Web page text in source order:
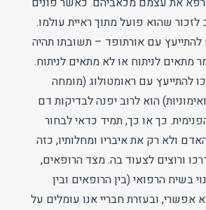
שהוא פועל מתוך ראיית עולמו.
להתייעץ עם אורתופד – תשובתו תהיה
מתאים לניתוח או לא מתאים לניתוח.
להתייעץ עם ראומטולוג (מומחה
הוא לרוב יפנה לבדיקות דם
כך או כך, תמיד כדאי לבחור
ולא רק את איבריו ומחלותיו, כזה
ורוצים לצעוד בה. מצד הרופאים,
בשיח הרפואי (בין הרופאים ובין
אפשרי, ובעזרת חבריי אנו עומלים על